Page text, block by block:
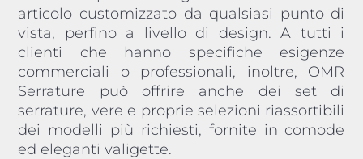
articolo customizzato da qualsiasi punto di
vista, perfino a livello di design. A tutti i
clienti che hanno specifiche esigenze
commerciali o professionali, inoltre, OMR
Serrature può offrire anche dei set di
serrature, vere e proprie selezioni riassortibili
dei modelli più richiesti, fornite in comode
ed eleganti valigette.